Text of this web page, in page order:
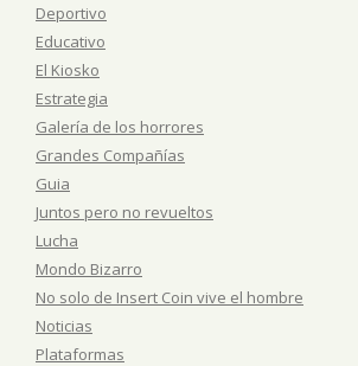
Deportivo
Educativo
El Kiosko
Estrategia
Galería de los horrores
Grandes Compañías
Guia
Juntos pero no revueltos
Lucha
Mondo Bizarro
No solo de Insert Coin vive el hombre
Noticias
Plataformas